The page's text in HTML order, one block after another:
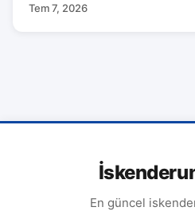
Tem 7, 2026
En güncel